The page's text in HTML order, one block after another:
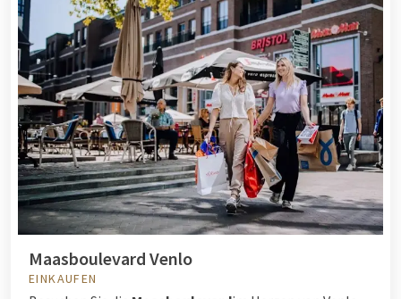
Maasboulevard Venlo
EINKAUFEN